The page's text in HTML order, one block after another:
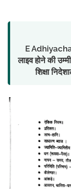
E
लाइव होने की
शिक्षा